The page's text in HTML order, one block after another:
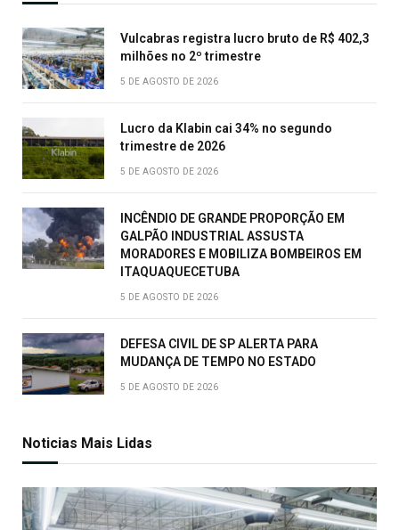
Vulcabras registra lucro bruto de R$ 402,3
milhões no 2º trimestre
5 DE AGOSTO DE 2026
Lucro da Klabin cai 34% no segundo
trimestre de 2026
5 DE AGOSTO DE 2026
INCÊNDIO DE GRANDE PROPORÇÃO EM
GALPÃO INDUSTRIAL ASSUSTA
MORADORES E MOBILIZA BOMBEIROS EM
ITAQUAQUECETUBA
5 DE AGOSTO DE 2026
DEFESA CIVIL DE SP ALERTA PARA
MUDANÇA DE TEMPO NO ESTADO
5 DE AGOSTO DE 2026
Noticias Mais Lidas